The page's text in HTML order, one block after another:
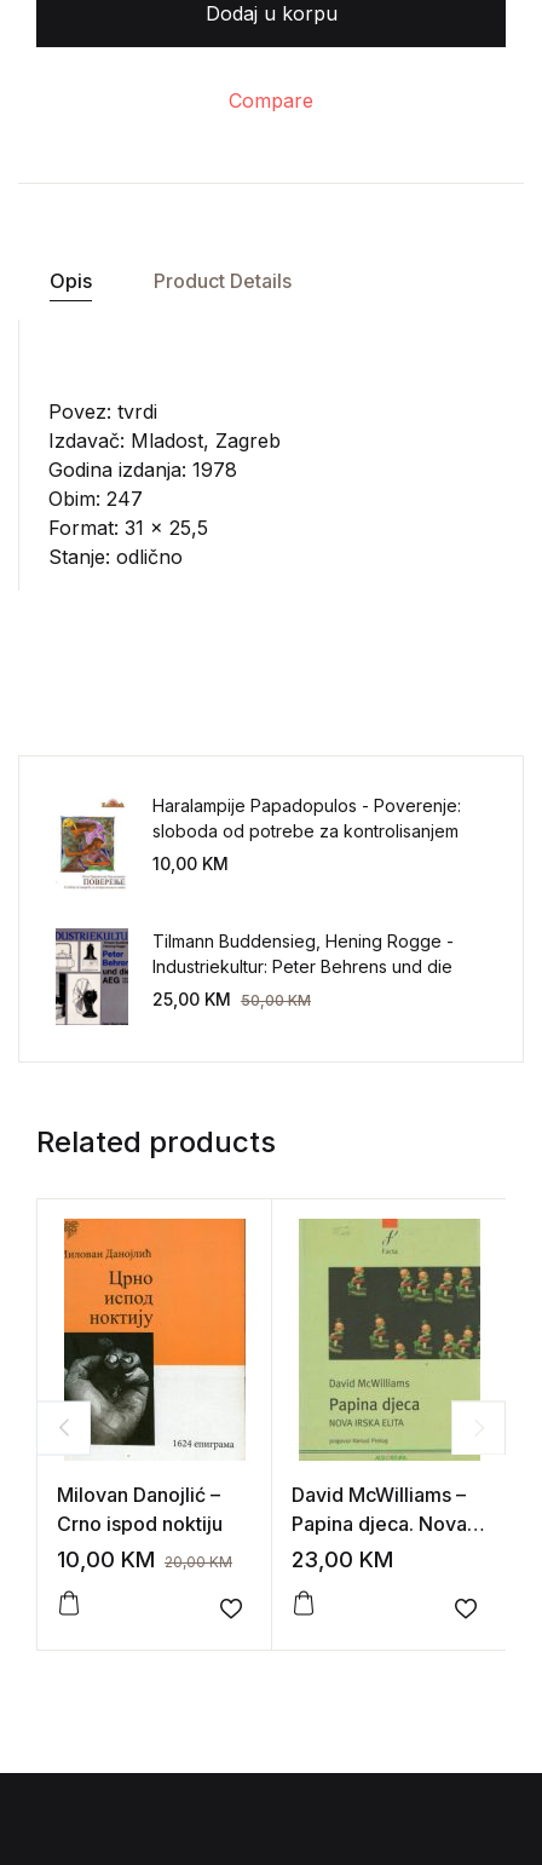
Dodaj u korpu
Compare
Opis Product Details
Povez: tvrdi
Izdavač: Mladost, Zagreb
Godina izdanja: 1978
Obim: 247
Format: 31 x 25,5
Stanje: odlično
Haralampije Papadopulos - Poverenje:
sloboda od potrebe za kontrolisanjem
sveta
10,00 KM
Tilmann Buddensieg, Hening Rogge -
Industriekultur: Peter Behrens und die
AEG 1907-1914.
25,00 KM 50,00KM
Related products
Milovan Danojlić –
Crno ispod noktiju
10,00 KM 20,00KM
Add to wishlist
David McWilliams –
Papina djeca. Nova
irska elita
23,00 KM
Add to